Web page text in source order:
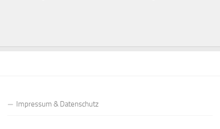
Impressum & Datenschutz